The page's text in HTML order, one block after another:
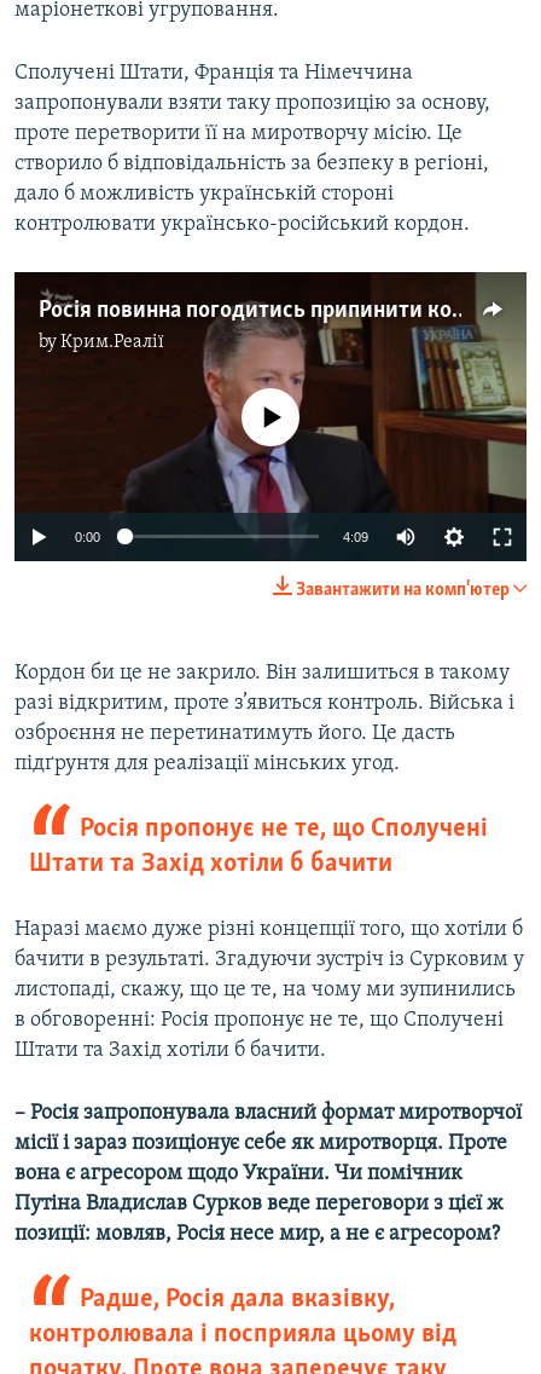
маріонеткові угруповання.
Сполучені Штати, Франція та Німеччина
запропонували взяти таку пропозицію за основу,
проте перетворити її на миротворчу місію. Це
створило б відповідальність за безпеку в регіоні,
дало б можливість українській стороні
контролювати українсько-російський кордон.
Росія повинна погодитись припинити конфлікт – Волкер (ексклюзивне інтерв'ю)
byКрим.Реалії
No media source currently available
0:00 4:09
Завантажити на комп'ютер
Кордон би це не закрило. Він залишиться в такому
разі відкритим, проте з’явиться контроль. Війська і
озброєння не перетинатимуть його. Це дасть
підґрунтя для реалізації мінських угод.
Росія пропонує не те, що Сполучені
Штати та Захід хотіли б бачити
Наразі маємо дуже різні концепції того, що хотіли б
бачити в результаті. Згадуючи зустріч із Сурковим у
листопаді, скажу, що це те, на чому ми зупинились
в обговоренні: Росія пропонує не те, що Сполучені
Штати та Захід хотіли б бачити.
– Росія запропонувала власний формат миротворчої
місії і зараз позиціонує себе як миротворця. Проте
вона є агресором щодо України. Чи помічник
Путіна Владислав Сурков веде переговори з цієї ж
позиції: мовляв, Росія несе мир, а не є агресором?
Радше, Росія дала вказівку,
контролювала і посприяла цьому від